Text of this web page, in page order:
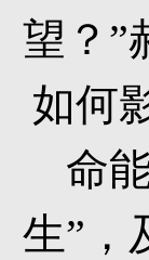
望？”
如何
命
生”，